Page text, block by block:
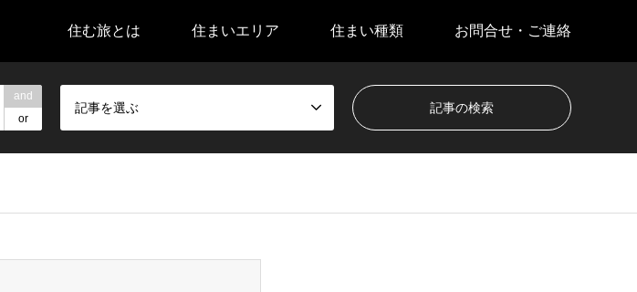
住む旅とは 住まいエリア 住まい種類 お問合せ・ご連絡
and
or
記事を選ぶ